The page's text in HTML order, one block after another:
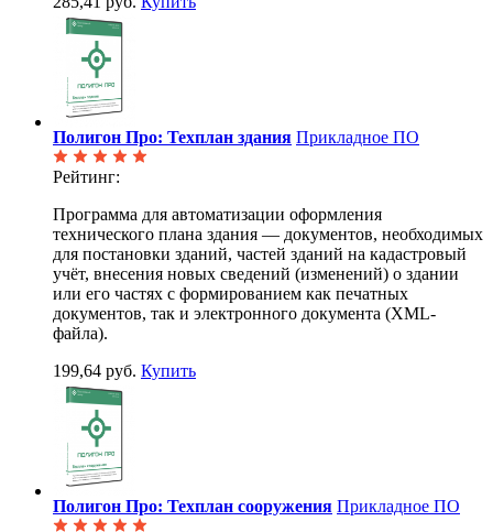
Полигон Про: Техплан здания Прикладное ПО
Рейтинг:
Программа для автоматизации оформления
технического плана здания — документов, необходимых
для постановки зданий, частей зданий на кадастровый
учёт, внесения новых сведений (изменений) о здании
или его частях с формированием как печатных
документов, так и электронного документа (XML-
файла).
199,64 руб. Купить
Полигон Про: Техплан сооружения Прикладное ПО